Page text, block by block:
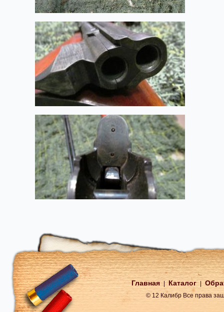
Главная Каталог
© 12 Калибр Все права